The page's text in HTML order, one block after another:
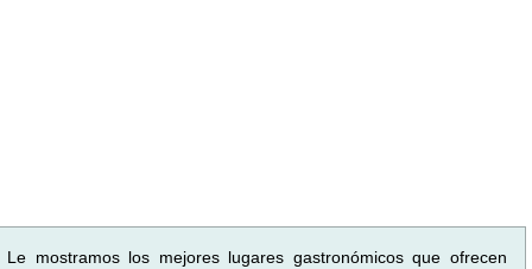
Le mostramos los mejores lugares gastronómicos que ofrecen